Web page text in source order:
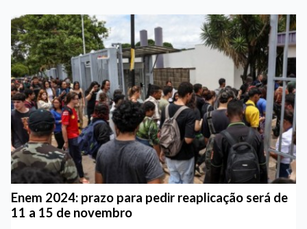
Enem 2024: prazo para pedir reaplicação será de
11 a 15 de novembro